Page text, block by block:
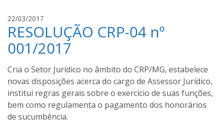
c
e
r
a
22/03/2017
u
c
i
n
a
L
a
c
RESOLUÇÃO CRP-04 nº
001/2017
Cria o Setor Jurídico no âmbito do CRP/MG, estabelece
novas disposições acerca do cargo de Assessor Jurídico,
institui regras gerais sobre o exercício de suas funções,
bem como regulamenta o pagamento dos honorários
de sucumbência.